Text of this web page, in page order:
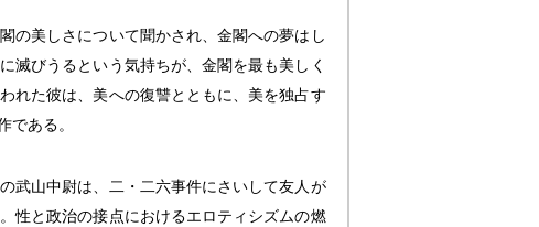
の美しさについて聞かされ、金閣への夢はし
滅びうるという気持ちが、金閣を最も美しく
れた彼は、美への復讐とともに、美を独占す
ある。
武山中尉は、二・二六事件にさいして友人が
性と政治の接点におけるエロティシズムの燃